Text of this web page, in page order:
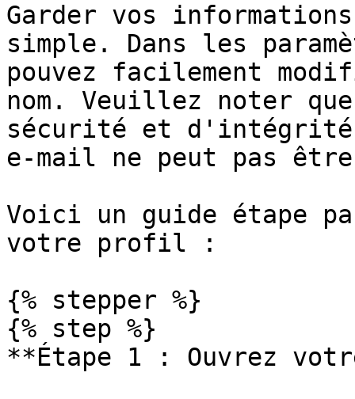
Garder vos
simple. Dans les
pouvez facilement
nom. Veuillez noter
sécurité et d'intégrité
e-mail ne peut pas
Voici un guide étape
votre profil :
{% stepper %}
{% step %}
**Étape 1 : Ouvrez